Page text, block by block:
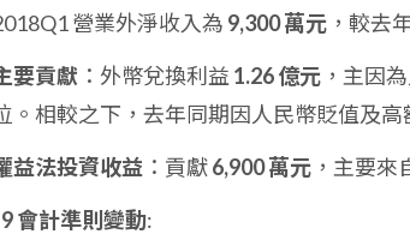
營業外淨收入為 9,300 萬元 ，較去
要貢獻 ：外幣兌換利益 1.26 億元 ，主因
。相較之下，去年同期因人民幣貶值及
益法投資收益 ：貢獻6,900 萬元 ，主要來
9 會計準則變動: